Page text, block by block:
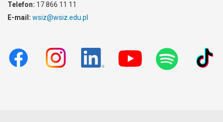
Telefon: 17 866 11 11
E-mail: wsiz@wsiz.edu.pl